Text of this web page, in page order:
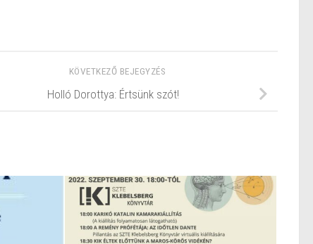
KÖVETKEZŐ BEJEGYZÉS
Holló Dorottya: Értsünk szót!